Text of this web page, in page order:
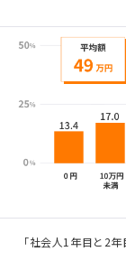
「社会人1年目と2